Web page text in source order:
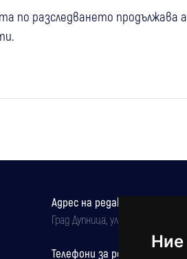
Ние
по разследването продължава
Адрес на редакцията
Град Дупница, ул.''Христо Ботев"
Телефони за реклама и